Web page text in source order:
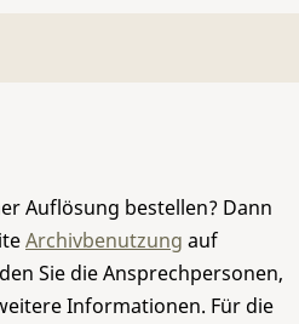
Auflösung bestellen? Dann
Archivbenutzung auf
Sie die Ansprechpersonen,
Informationen. Für die